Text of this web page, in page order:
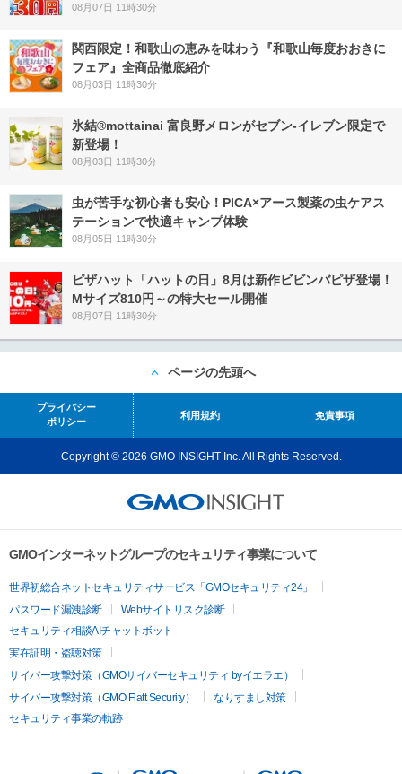
08月07日 11時30分
関西限定！和歌山の恵みを味わう『和歌山毎度おおきに
フェア』全商品徹底紹介
08月03日 11時30分
氷結®mottainai 富良野メロンがセブン‐イレブン限定で
新登場！
08月03日 11時30分
虫が苦手な初心者も安心！PICA×アース製薬の虫ケアス
テーションで快適キャンプ体験
08月05日 11時30分
ピザハット「ハットの日」8月は新作ビビンバピザ登場！
Mサイズ810円～の特大セール開催
08月07日 11時30分
ページの先頭へ
プライバシー
ポリシー
利用規約 免責事項
Copyright © 2026 GMO INSIGHT Inc. All Rights Reserved.
GMOインターネットグループのセキュリティ事業について
世界初総合ネットセキュリティサービス「GMOセキュリティ24」
パスワード漏洩診断
Webサイトリスク診断
セキュリティ相談AIチャットボット
実在証明・盗聴対策
サイバー攻撃対策（GMOサイバーセキュリティ byイエラエ）
サイバー攻撃対策（GMO Flatt Security）
なりすまし対策
セキュリティ事業の軌跡